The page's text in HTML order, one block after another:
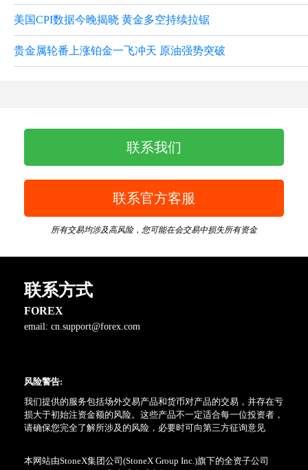
美国CPI数据今晚揭晓 黄金多空持续拉锯
贵金属轮番上涨铂金一飞冲天 原油强势突破
联系我们
联系官方客服
所有交易均涉及高风险，您可能在会交易中损失所有资金
联系方式
FOREX
email: cn.support@forex.com
风险警告:
我们提供的服务包括场外交易产品和货币对产品的交易，并存在亏
损大于初始注资金额的风险。这些产品不一定适合每一位投资者，
请确保您完全了解所涉及的风险，必要时可向第三方征询意见
本网站由StoneX集团公司(StoneX Group Inc.)旗下的全资子公司